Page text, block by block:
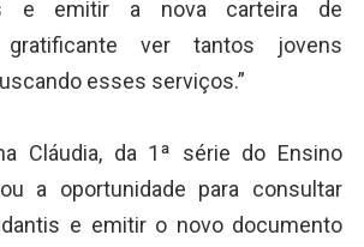
e emitir a nova carteira de
gratificante ver tantos jovens
esses serviços.”
Cláudia, da 1ª série do Ensino
a oportunidade para consultar
e emitir o novo documento